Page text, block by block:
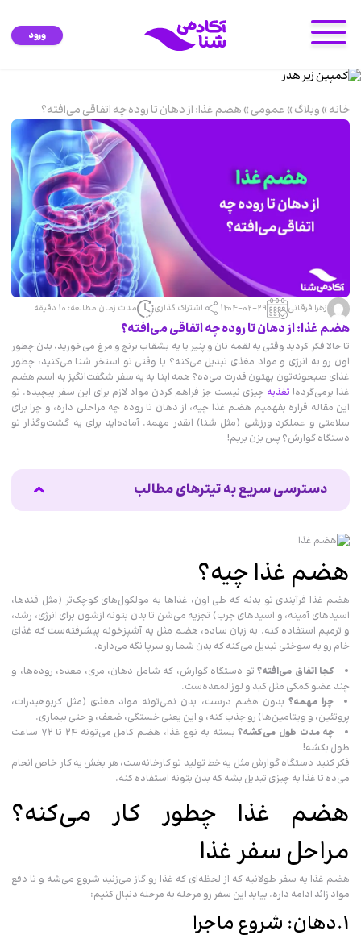
ورود
خانه»وبلاگ»عمومی»هضم غذا: از دهان تا روده چه اتفاقی می‌افته؟
زهرا فرقانی 1404-02-29 اشتراک گذاری مدت زمان مطالعه: 10 دقیقه
هضم غذا: از دهان تا روده چه اتفاقی می‌افته؟
تا حالا فکر کردید وقتی یه لقمه نان و پنیر یا یه بشقاب برنج و مرغ می‌خورید، بدن چطور
اون رو به انرژی و مواد مغذی تبدیل می‌کنه؟ یا وقتی تو استخر شنا می‌کنید، چطور
غذای صبحونه‌تون بهتون قدرت می‌ده؟ همه اینا به یه سفر شگفت‌انگیز به اسم هضم
غذا برمی‌گرده! تغذیه چیزی نیست جز فراهم کردن مواد لازم برای این سفر پیچیده. تو
این مقاله قراره بفهمیم هضم غذا چیه، از دهان تا روده چه مراحلی داره، و چرا برای
سلامتی و عملکرد ورزشی (مثل شنا) انقدر مهمه. آماده‌اید برای یه گشت‌وگذار تو
دستگاه گوارش؟ پس بزن بریم!
دسترسی سریع به تیترهای مطالب
هضم غذا چطور کار می‌کنه؟ مراحل سفر غذا
چرا هضم غذا برای بدن مهمه؟
هضم غذا و شنا: یه رابطه ویژه
چطور هضم غذا رو به نفع خودمون تقویت کنیم؟
اشتباهات رایج درباره هضم غذا
جمع‌بندی
هضم غذا چیه؟
هضم غذا فرآیندی تو بدنه که طی اون، غذاها به مولکول‌های کوچک‌تر (مثل قندها،
اسیدهای آمینه، و اسیدهای چرب) تجزیه می‌شن تا بدن بتونه ازشون برای انرژی، رشد،
و ترمیم استفاده کنه. به زبان ساده، هضم مثل یه آشپزخونه پیشرفته‌ست که غذای
خام رو به سوختی تبدیل می‌کنه که بدن شما رو سرپا نگه می‌داره.
کجا اتفاق می‌افته؟تو دستگاه گوارش، که شامل دهان، مری، معده، روده‌ها، و
چند عضو کمکی مثل کبد و لوزالمعده‌ست.
چرا مهمه؟ بدون هضم درست، بدن نمی‌تونه مواد مغذی (مثل کربوهیدرات،
پروتئین، و ویتامین‌ها) رو جذب کنه، و این یعنی خستگی، ضعف، و حتی بیماری.
چه مدت طول می‌کشه؟
بسته به نوع غذا، هضم کامل می‌تونه 24 تا 72 ساعت
طول بکشه!
فکر کنید دستگاه گوارش مثل یه خط تولید تو کارخانه‌ست، هر بخش یه کار خاص انجام
می‌ده تا غذا به چیزی تبدیل بشه که بدن بتونه استفاده کنه.
هضم غذا چطور کار می‌کنه؟
مراحل سفر غذا
هضم غذا یه سفر طولانیه که از لحظه‌ای که غذا رو گاز می‌زنید شروع می‌شه و تا دفع
مواد زائد ادامه داره. بیاید این سفر رو مرحله به مرحله دنبال کنیم:
1.دهان: شروع ماجرا